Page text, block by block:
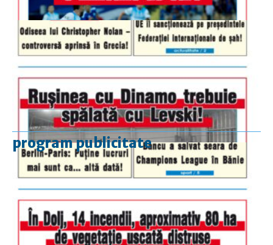
program publicitate
luni-vineri
9.00 - 17.00
duminică
9.00 - 12.00